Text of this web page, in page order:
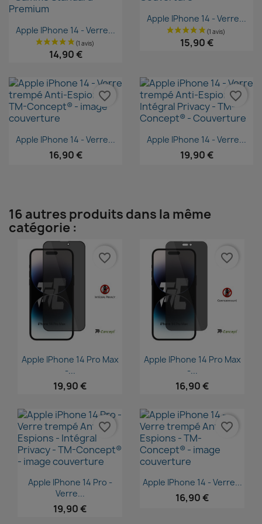
 Aperçu rapide
Apple IPhone 14 - Verre...
14,90 €
 Aperçu rapide
Apple IPhone 14 - Verre...
15,90 €
 Aperçu rapide
Apple IPhone 14 - Verre...
16,90 €
favorite_border
 Aperçu rapide
Apple IPhone 14 - Verre...
19,90 €
favorite_border
16 autres produits dans la même
catégorie :
 Aperçu rapide
Apple IPhone 14 Pro Max
-...
19,90 €
favorite_border
 Aperçu rapide
Apple IPhone 14 Pro Max
-...
16,90 €
favorite_border
Aperçu rapide
Apple IPhone 14 Pro -
Verre...
19,90 €
favorite_border
 Aperçu rapide
Apple IPhone 14 - Verre...
16,90 €
favorite_border